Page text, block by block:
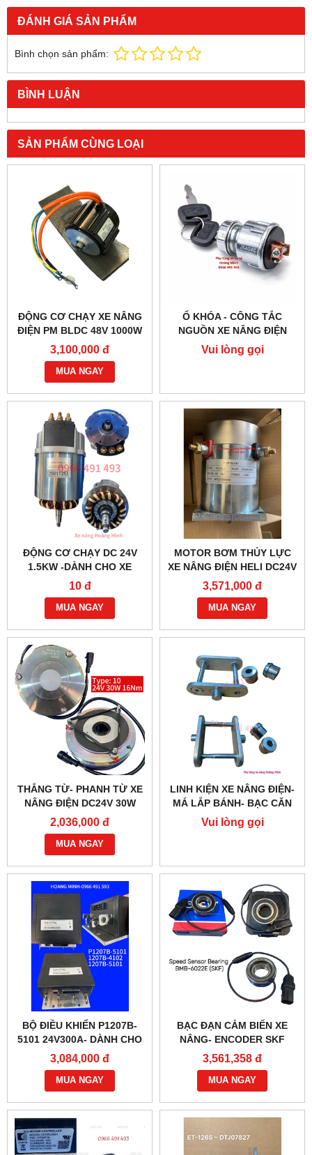
ĐÁNH GIÁ SẢN PHẨM
Bình chọn sản phẩm:
BÌNH LUẬN
SẢN PHẨM CÙNG LOẠI
ĐỘNG CƠ CHẠY XE NÂNG
ĐIỆN PM BLDC 48V 1000W
– HIỆU SUẤT CAO
3,100,000 đ
MUA NGAY
Ổ KHÓA - CÔNG TẮC
NGUỒN XE NÂNG ĐIỆN
JK404C-1
Vui lòng gọi
ĐỘNG CƠ CHẠY DC 24V
1.5KW -DÀNH CHO XE
NÂNG ĐIỆN HELI CBD30-
470 BỀN BỈ
10 đ
MUA NGAY
MOTOR BƠM THỦY LỰC
XE NÂNG ĐIỆN HELI DC24V
1.2KW- YC2412
3,571,000 đ
MUA NGAY
THẮNG TỪ- PHANH TỪ XE
NÂNG ĐIỆN DC24V 30W
G218-REB-04-10B
2,036,000 đ
MUA NGAY
LINH KIỆN XE NÂNG ĐIỆN-
MÁ LẮP BÁNH- BẠC CĂN
Vui lòng gọi
BỘ ĐIỀU KHIỂN P1207B-
5101 24V300A- DÀNH CHO
XE NÂNG
3,084,000 đ
MUA NGAY
BẠC ĐẠN CẢM BIẾN XE
NÂNG- ENCODER SKF
BMB-6022E
3,561,358 đ
MUA NGAY